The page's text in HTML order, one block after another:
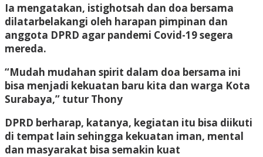
Ia mengatakan, istighotsah dan doa bersama
dilatarbelakangi oleh harapan pimpinan dan
anggota DPRD agar pandemi Covid-19 segera
mereda.
“Mudah mudahan spirit dalam doa bersama ini
bisa menjadi kekuatan baru kita dan warga Kota
Surabaya,” tutur Thony
DPRD berharap, katanya, kegiatan itu bisa diikuti
di tempat lain sehingga kekuatan iman, mental
dan masyarakat bisa semakin kuat